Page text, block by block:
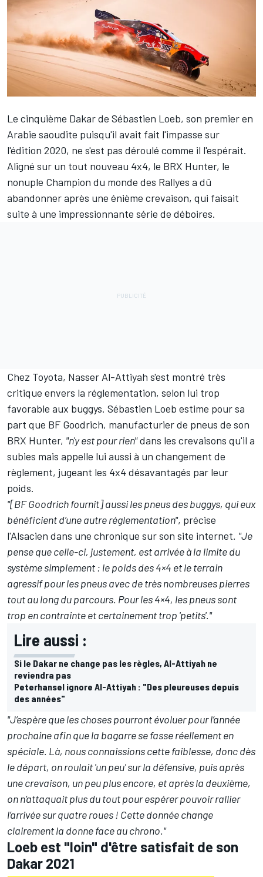
Le cinquième Dakar de Sébastien Loeb, son premier en
Arabie saoudite puisqu'il avait fait l'impasse sur
l'édition 2020, ne s'est pas déroulé comme il l'espérait.
Aligné sur un tout nouveau 4x4, le BRX Hunter, le
nonuple Champion du monde des Rallyes a dû
abandonner après une énième crevaison, qui faisait
suite à une impressionnante série de déboires.
Chez Toyota, Nasser Al-Attiyah s'est montré très
critique envers la réglementation, selon lui trop
favorable aux buggys. Sébastien Loeb estime pour sa
part que BF Goodrich, manufacturier de pneus de son
BRX Hunter, "n'y est pour rien"dans les crevaisons qu'il a
subies mais appelle lui aussi à un changement de
règlement, jugeant les 4x4 désavantagés par leur
poids.
"[BF Goodrich fournit] aussi les pneus des buggys, qui eux
bénéficient d’une autre réglementation", précise
l'Alsacien dans une chronique sur son site internet. "Je
pense que celle-ci, justement, est arrivée à la limite du
système simplement : le poids des 4×4 et le terrain
agressif pour les pneus avec de très nombreuses pierres
tout au long du parcours. Pour les 4×4, les pneus sont
trop en contrainte et certainement trop 'petits'."
Lire aussi :
Si le Dakar ne change pas les règles, Al-Attiyah ne
reviendra pas
Peterhansel ignore Al-Attiyah : "Des pleureuses depuis
des années"
"J’espère que les choses pourront évoluer pour l’année
prochaine afin que la bagarre se fasse réellement en
spéciale. Là, nous connaissions cette faiblesse, donc dès
le départ, on roulait 'un peu' sur la défensive, puis après
une crevaison, un peu plus encore, et après la deuxième,
on n’attaquait plus du tout pour espérer pouvoir rallier
l’arrivée sur quatre roues ! Cette donnée change
clairement la donne face au chrono."
Loeb est "loin" d'être satisfait de son
Dakar 2021